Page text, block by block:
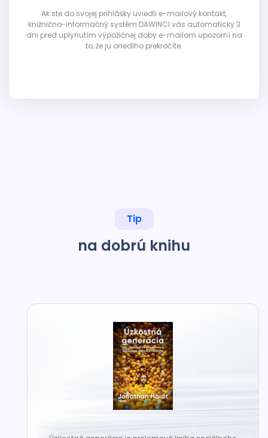
Ak ste do svojej prihlášky uviedli e-mailový kontakt,
knižnično-informačný systém DAWINCI vás automaticky 3
dni pred uplynutím výpožičnej doby e-mailom upozorní na
to, že ju onedlho prekročíte.
Tip
na dobrú knihu